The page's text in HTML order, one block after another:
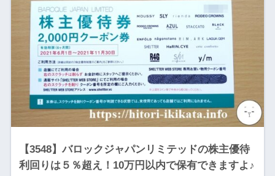
【3548】バロックジャパンリミテッドの株主優待
利回りは５％超え！10万円以内で保有できますよ♪